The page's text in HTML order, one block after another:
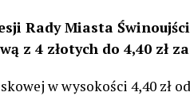
Rady Miasta
z 4 złotych do 4,40 zł
w wysokości 4,40 zł